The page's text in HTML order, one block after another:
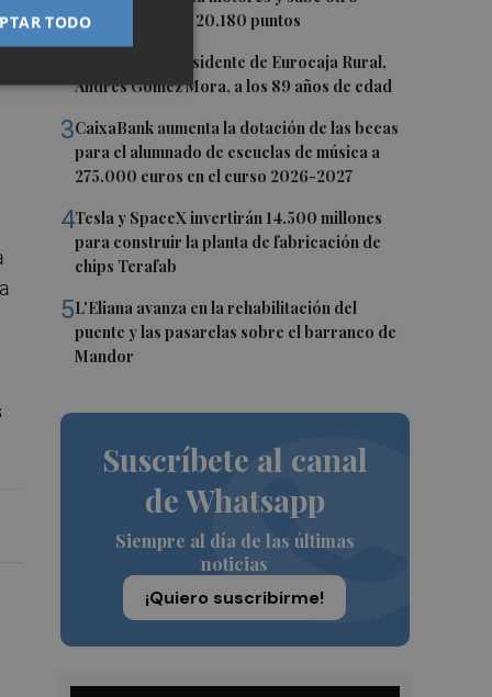
0,62%, hasta los 20.180 puntos
Fallece el expresidente de Eurocaja Rural,
Andrés Gómez Mora, a los 89 años de edad
3CaixaBank aumenta la dotación de las becas
para el alumnado de escuelas de música a
275.000 euros en el curso 2026-2027
4Tesla y SpaceX invertirán 14.500 millones
para construir la planta de fabricación de
chips Terafab
5L'Eliana avanza en la rehabilitación del
puente y las pasarelas sobre el barranco de
Mandor
Suscríbete al canal
de Whatsapp
Siempre al día de las últimas
noticias
¡Quiero suscribirme!
TODO